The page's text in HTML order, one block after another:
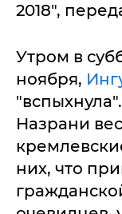
2018",
Утром в
ноября,
Назрани
них, что